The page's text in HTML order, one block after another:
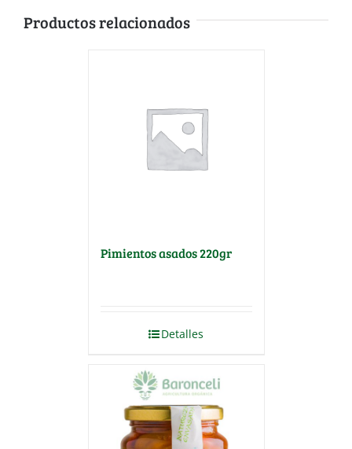
Productos relacionados
Pimientos asados 220gr
Detalles